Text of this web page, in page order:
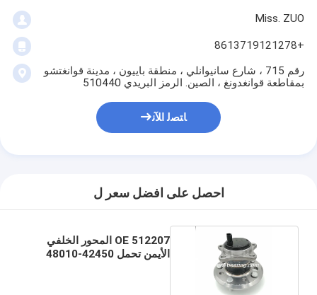
Miss. ZUO
+8613719121278
رقم 715 ، شارع سانيوانلي ، منطقة باييون ، مدينة قوانغتشو
بمقاطعة قوانغدونغ ، الصين. الرمز البريدي 510440
ﺎﺘﺼﻟ ﺍﻶﻧ
احصل على افضل سعر ل
OE 512207 المحور الخلفي
الأيمن تحمل 42450-48010